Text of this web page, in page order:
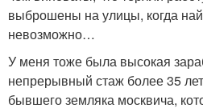
выброшены на улицы, когда
невозможно…
У меня тоже была высокая
непрерывный стаж более 35
бывшего земляка москвича,